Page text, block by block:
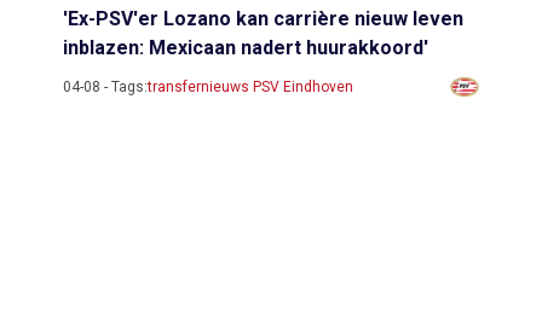
'Ex-PSV'er Lozano kan carrière nieuw leven
inblazen: Mexicaan nadert huurakkoord'
04-08 - Tags:transfernieuws PSV Eindhoven